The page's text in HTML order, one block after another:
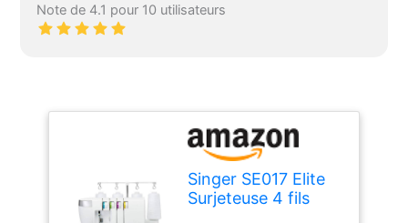
Note de 4.1 pour 10 utilisateurs
Singer SE017 Elite
Surjeteuse 4 fils